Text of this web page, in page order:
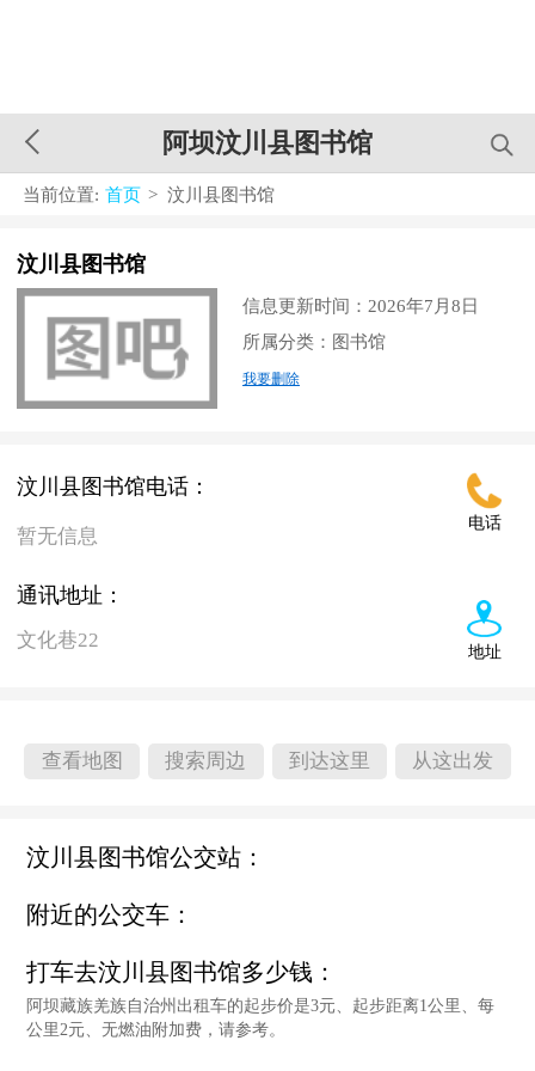
阿坝汶川县图书馆
当前位置: 首页 > 汶川县图书馆
汶川县图书馆
信息更新时间：2026年7月8日
所属分类：图书馆
我要删除
电话
汶川县图书馆电话：
暂无信息
地址
通讯地址：
文化巷22
查看地图 搜索周边 到达这里 从这出发
汶川县图书馆公交站：
附近的公交车：
打车去汶川县图书馆多少钱：
阿坝藏族羌族自治州出租车的起步价是3元、起步距离1公里、每
公里2元、无燃油附加费，请参考。